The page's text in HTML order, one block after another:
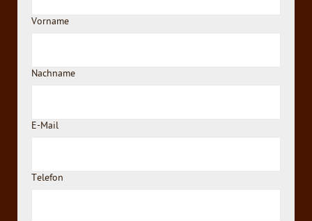
Vorname
Nachname
E-Mail
Telefon